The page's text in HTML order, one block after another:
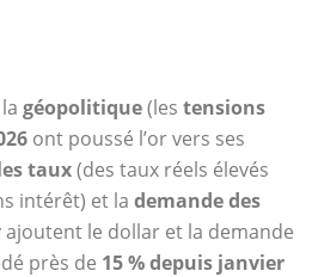
géopolitique(les tensions
ont poussé l’or vers ses
taux(des taux réels élevés
intérêt) et la demande des
ajoutent le dollar et la demande
près de 15 % depuis janvier